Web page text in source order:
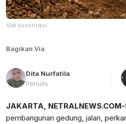
Alat konstruksi
Bagikan Via
Dita Nurfatila
Penulis
JAKARTA, NETRALNEWS.COM-
pembangunan gedung, jalan,